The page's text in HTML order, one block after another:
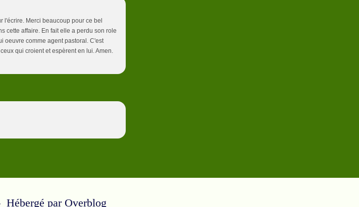
l'écrire. Merci beaucoup pour ce bel
cette affaire. En fait elle a perdu son role
oeuvre comme agent pastoral. C'est
qui croient et espèrent en lui. Amen.
par Overblog